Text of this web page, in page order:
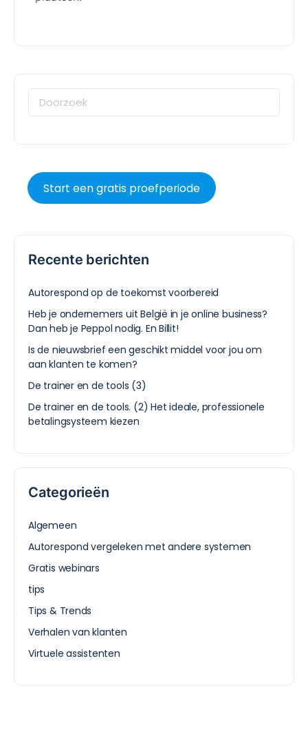
Start een gratis proefperiode
Recente berichten
Autorespond op de toekomst voorbereid
Heb je ondernemers uit België in je online business?
Dan heb je Peppol nodig. En Billit!
Is de nieuwsbrief een geschikt middel voor jou om
aan klanten te komen?
De trainer en de tools (3)
De trainer en de tools. (2) Het ideale, professionele
betalingsysteem kiezen
Categorieën
Algemeen
Autorespond vergeleken met andere systemen
Gratis webinars
tips
Tips & Trends
Verhalen van klanten
Virtuele assistenten